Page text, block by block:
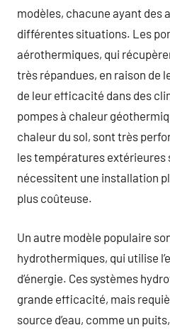
modèles, chacune ayant des
différentes situations. Les
aérothermiques, qui
très répandues, en raison de
de leur efficacité dans des
pompes à chaleur
chaleur du sol, sont très
les températures extérieures
nécessitent une installation
plus coûteuse.
Un autre modèle populaire
hydrothermiques, qui utilise
d’énergie. Ces systèmes
grande efficacité, mais
source d’eau, comme un